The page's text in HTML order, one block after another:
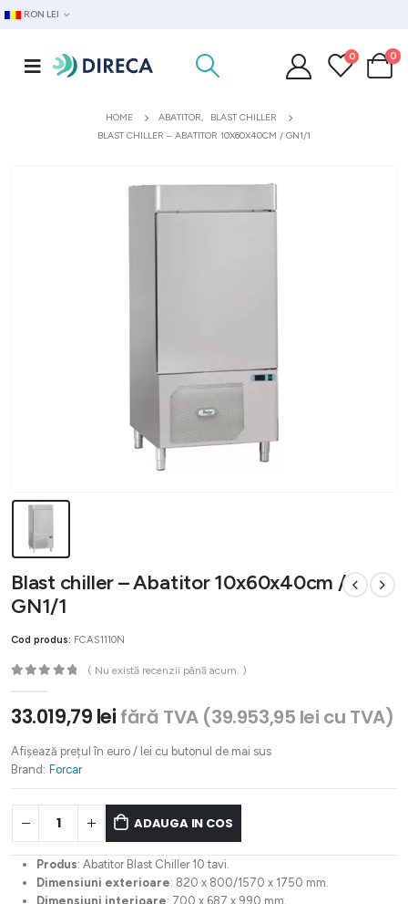
RON LEI
0 0
HOME ABATITOR,
BLAST CHILLER
BLAST CHILLER – ABATITOR 10X60X40CM / GN1/1
Blast chiller – Abatitor 10x60x40cm /
GN1/1
Cod produs: FCAS1110N
( Nu există recenzii până acum. )
33.019,79 lei fără TVA (39.953,95 lei cu TVA)
Afișează prețul în euro / lei cu butonul de mai sus
Brand: Forcar
ADAUGA IN COS
Produs: Abatitor Blast Chiller 10 tavi.
Dimensiuni exterioare: 820 x 800/1570 x 1750 mm.
Dimensiuni interioare: 700 x 687 x 990 mm.